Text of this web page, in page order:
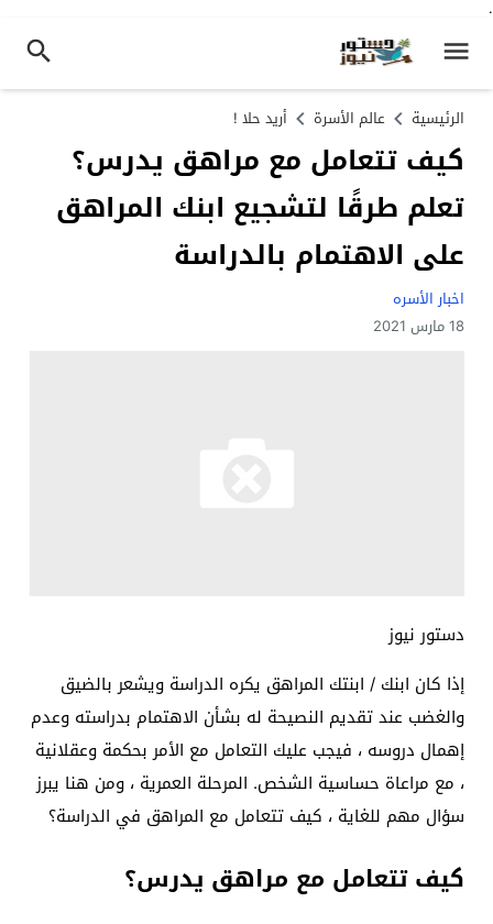
.
الرئيسية عالم الأسرة أريد حلا !
كيف تتعامل مع مراهق يدرس؟
تعلم طرقًا لتشجيع ابنك المراهق
على الاهتمام بالدراسة
اخبار الأسره
18 مارس 2021
دستور نيوز
إذا كان ابنك / ابنتك المراهق يكره الدراسة ويشعر بالضيق
والغضب عند تقديم النصيحة له بشأن الاهتمام بدراسته وعدم
إهمال دروسه ، فيجب عليك التعامل مع الأمر بحكمة وعقلانية
، مع مراعاة حساسية الشخص. المرحلة العمرية ، ومن هنا يبرز
سؤال مهم للغاية ، كيف تتعامل مع المراهق في الدراسة؟
كيف تتعامل مع مراهق يدرس؟